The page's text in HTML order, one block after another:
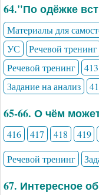
64."По одёжке
Материалы для
УС
Речевой тренинг
Речевой тренинг
413
Задание на анализ
65-66. О чём
416 417 418 419
Речевой тренинг
67. Интересное